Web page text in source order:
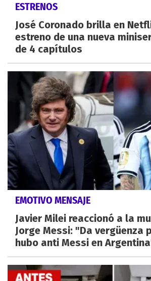
ESTRENOS
José Coronado brilla en
estreno de una nueva
de 4 capítulos
EMOTIVO MENSAJE
Javier Milei reaccionó a la
Jorge Messi: "Da vergüenza
hubo anti Messi en